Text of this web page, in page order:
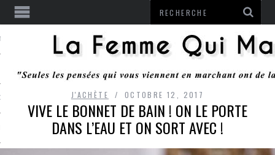
RESTER J'ACHÈTE OCTOBRE 12, 2017
VIVE LE BONNET DE BAIN ! ON LE PORTE
DANS L’EAU ET ON SORT AVEC !